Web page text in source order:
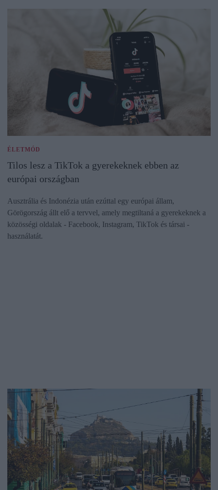
ÉLETMÓD
Tilos lesz a TikTok a gyerekeknek ebben az
európai országban
Ausztrália és Indonézia után ezúttal egy európai állam,
Görögország állt elő a tervvel, amely megtiltaná a gyerekeknek a
közösségi oldalak - Facebook, Instagram, TikTok és társai -
használatát.